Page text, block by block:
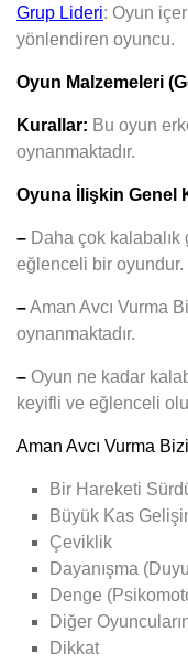
Grup Lideri: Oyun
yönlendiren oyuncu.
Oyun Malzemeleri
Kurallar: Bu oyun
oynanmaktadır.
Oyuna İlişkin Genel
– Daha çok
eğlenceli bir oyundur.
–Aman Avcı Vurma
oynanmaktadır.
– Oyun ne kadar
keyifli ve eğlenceli
Aman Avcı Vurma
Bir Hareketi
Büyük Kas
Çeviklik
Dayanışma
Denge
Diğer
Dikkat